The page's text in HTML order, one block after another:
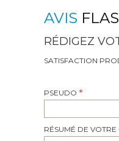
AVIS
RÉDIGEZ
SATISFACTION
PSEUDO
RÉSUMÉ DE